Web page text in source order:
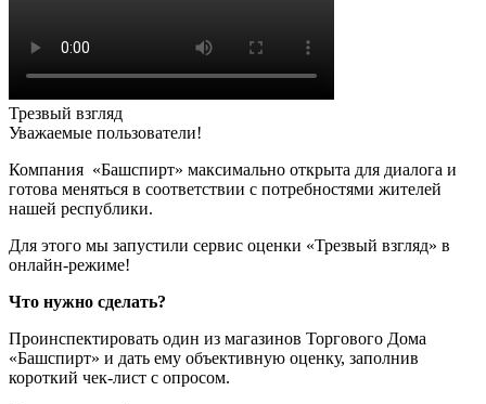
Трезвый взгляд
Уважаемые пользователи!
Компания «Башспирт» максимально открыта для диалога и
готова меняться в соответствии с потребностями жителей
нашей республики.
Для этого мы запустили сервис оценки «Трезвый взгляд» в
онлайн-режиме!
Что нужно сделать?
Проинспектировать один из магазинов Торгового Дома
«Башспирт» и дать ему объективную оценку, заполнив
короткий чек-лист с опросом.